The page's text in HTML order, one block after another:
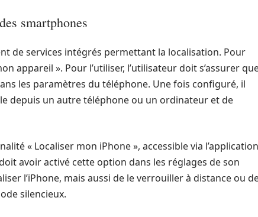
smartphones
de services intégrés permettant la localisation. Pour
appareil ». Pour l’utiliser, l’utilisateur doit s’assurer
les paramètres du téléphone. Une fois configuré, il
depuis un autre téléphone ou un ordinateur et de
« Localiser mon iPhone », accessible via l’application
avoir activé cette option dans les réglages de son
l’iPhone, mais aussi de le verrouiller à distance ou
silencieux.